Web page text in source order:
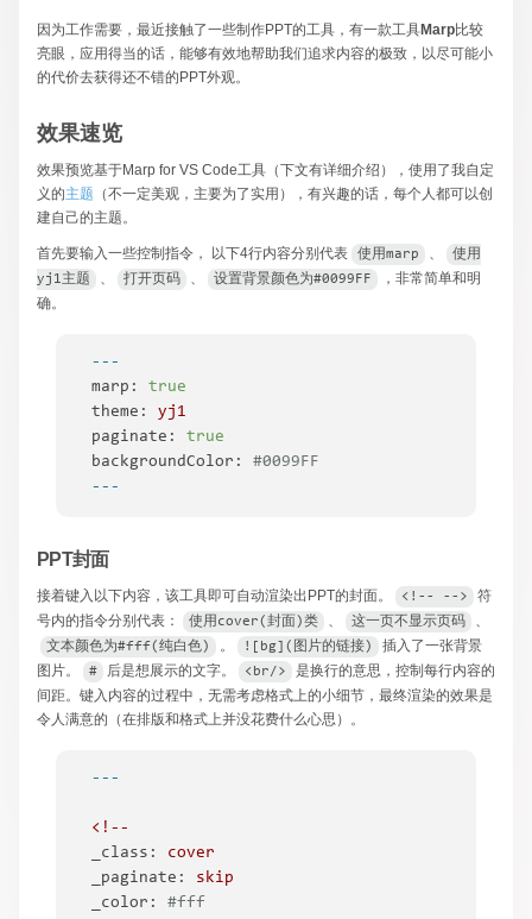
因为工作需要，最近接触了一些制作PPT的工具，有一款工具Marp比较
亮眼，应用得当的话，能够有效地帮助我们追求内容的极致，以尽可能小
的代价去获得还不错的PPT外观。
效果速览
效果预览基于Marp for VS Code工具（下文有详细介绍），使用了我自定
义的主题 （不一定美观，主要为了实用），有兴趣的话，每个人都可以创
建自己的主题。
首先要输入一些控制指令， 以下4行内容分别代表 使用marp ​、
使用
yj1主题
​、 打开页码 ​、 设置背景颜色为#0099FF
​，非常简单和明
确。
---
marp:
true
theme:
yj1
paginate:
true
backgroundColor:
#0099FF
---
PPT封面
接着键入以下内容，该工具即可自动渲染出PPT的封面。 <!-- -->
​符
号内的指令分别代表：
使用cover(封面)类 ​、 这一页不显示页码 ​、
文本颜色为#fff(纯白色) ​。 ![bg](图片的链接)
​插入了一张背景
图片。
# ​后是想展示的文字。 <br/>
​是换行的意思，控制每行内容的
间距。键入内容的过程中，无需考虑格式上的小细节，最终渲染的效果是
令人满意的（在排版和格式上并没花费什么心思）。
<!--
_class:
cover
_paginate:
skip
_color:
#fff